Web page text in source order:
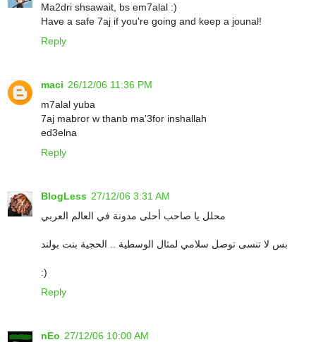
Ma2dri shsawait, bs em7alal :)
Have a safe 7aj if you're going and keep a jounal!
Reply
maci 26/12/06 11:36 PM
m7alal yuba
7aj mabror w thanb ma'3for inshallah
ed3elna
Reply
BlogLess 27/12/06 3:31 AM
محلل يا صاحب أحلى مدونة في العالم العربي
بس لا تنسى توصل سلامي لمثال الوسطية .. الحجية بنت بولند
:)
Reply
nEo 27/12/06 10:00 AM